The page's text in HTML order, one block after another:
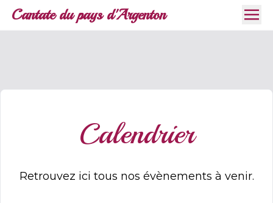
Cantate du pays d'Argenton
Calendrier
Retrouvez ici tous nos évènements à venir.